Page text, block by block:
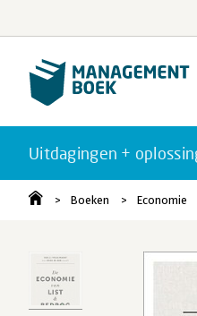
Uitdagingen +
Boeken Economie